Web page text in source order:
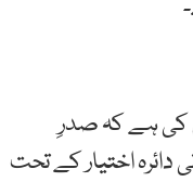
کی ہے کہ صدرِ
اختیار کے تحت